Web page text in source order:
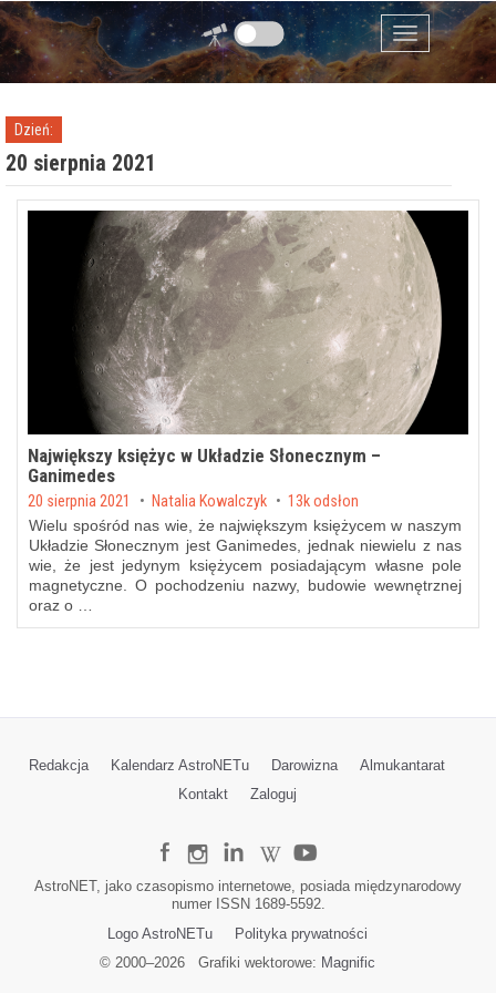
Przejdź do zawartości
Menu
Dzień:
20 sierpnia 2021
Największy księżyc w Układzie Słonecznym –
Ganimedes
Posted on
20 sierpnia 2021 byNatalia Kowalczyk 13k odsłon
Wielu spośród nas wie, że największym księżycem w naszym
Układzie Słonecznym jest Ganimedes, jednak niewielu z nas
wie, że jest jedynym księżycem posiadającym własne pole
magnetyczne. O pochodzeniu nazwy, budowie wewnętrznej
oraz o …
Redakcja Kalendarz AstroNETu Darowizna
Almukantarat
Kontakt
Zaloguj
AstroNET, jako czasopismo internetowe, posiada międzynarodowy
numer ISSN 1689-5592.
Logo AstroNETu
Polityka prywatności
© 2000–2026Grafiki wektorowe: Magnific